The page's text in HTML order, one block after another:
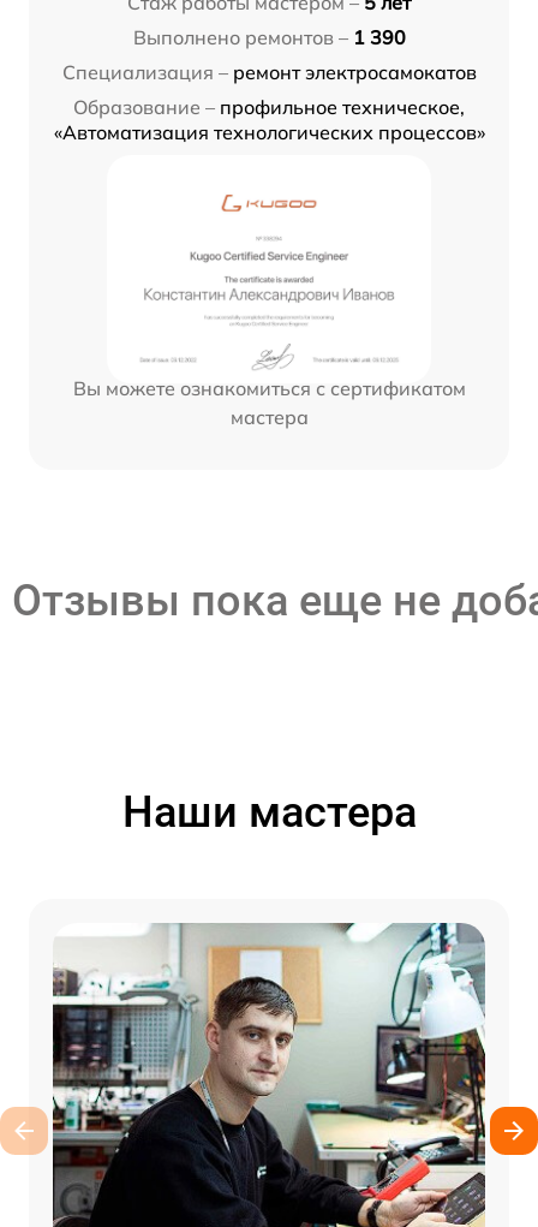
Выполнено ремонтов – 1 390
Специализация – ремонт электросамокатов
Образование – профильное техническое,
«Автоматизация технологических процессов»
Вы можете ознакомиться с сертификатом
мастера
Отзывы пока еще не
Наши мастера